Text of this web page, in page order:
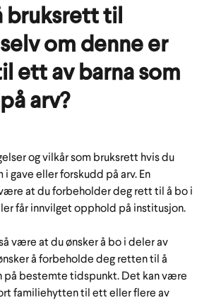
bruksrett til
om denne er
ett av barna som
arv?
og vilkår som bruksrett hvis du
i gave eller forskudd på arv. En
at du forbeholder deg rett til å bo i
får innvilget opphold på institusjon.
være at du ønsker å bo i deler av
å forbeholde deg retten til å
på bestemte tidspunkt. Det kan være
familiehytten til ett eller flere av